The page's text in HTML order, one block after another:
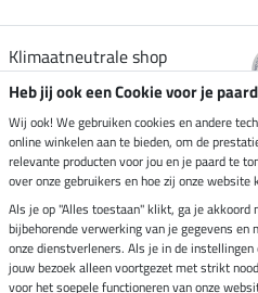
Klimaatneutrale shop
Verzending per
Veilig betalen met
Heb jij ook een Cookie voor je
Wij ook! We gebruiken cookies en andere
online winkelen aan te bieden, om de
relevante producten voor jou en je paard te
over onze gebruikers en hoe zij onze website
Als je op "Alles toestaan" klikt, ga je akkoord
bijbehorende verwerking van je gegevens en
onze dienstverleners. Als je in de
jouw bezoek alleen voortgezet met strikt
voor het soepele functioneren van onze